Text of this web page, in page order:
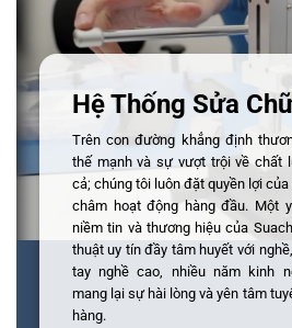
Hệ Thống Sửa
Trên con đường khẳng định
thế mạnh và sự vượt trội về chất
cả; chúng tôi luôn đặt quyền lợi
châm hoạt động hàng đầu. Một
niềm tin và thương hiệu của
thuật uy tín đầy tâm huyết với
tay nghề cao, nhiều năm kinh
mang lại sự hài lòng và yên tâm
hàng.